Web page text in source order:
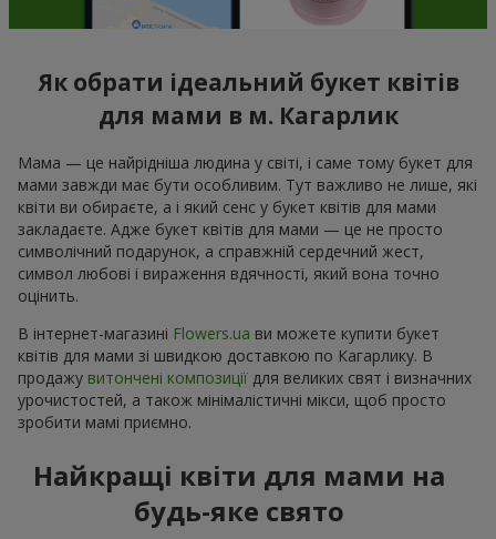
Як обрати ідеальний букет квітів
для мами в м. Кагарлик
Мама — це найрідніша людина у світі, і саме тому букет для
мами завжди має бути особливим. Тут важливо не лише, які
квіти ви обираєте, а і який сенс у букет квітів для мами
закладаєте. Адже букет квітів для мами — це не просто
символічний подарунок, а справжній сердечний жест,
символ любові і вираження вдячності, який вона точно
оцінить.
В інтернет-магазині Flowers.ua ви можете купити букет
квітів для мами зі швидкою доставкою по Кагарлику. В
продажу витончені композиції для великих свят і визначних
урочистостей, а також мінімалістичні мікси, щоб просто
зробити мамі приємно.
Найкращі квіти для мами на
будь-яке свято